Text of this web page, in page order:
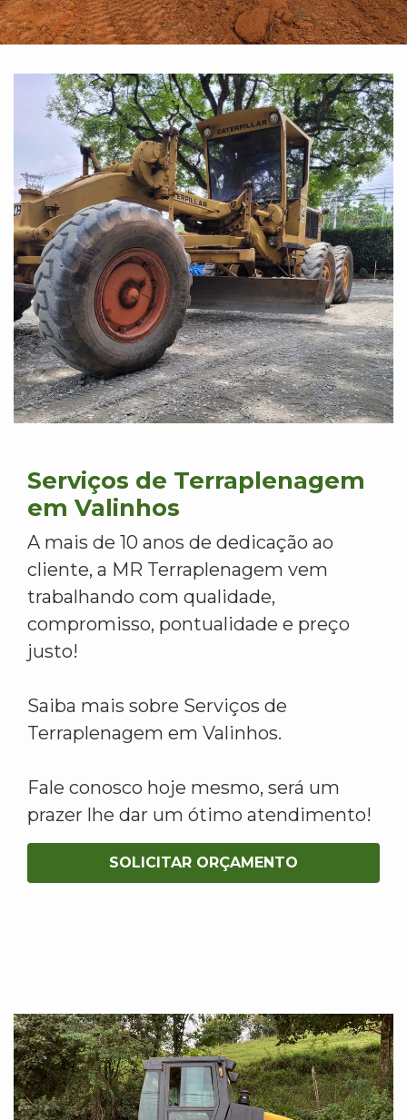
Serviços de Terraplenagem
em Valinhos
A mais de 10 anos de dedicação ao
cliente, a MR Terraplenagem vem
trabalhando com qualidade,
compromisso, pontualidade e preço
justo!
Saiba mais sobre Serviços de
Terraplenagem em Valinhos.
Fale conosco hoje mesmo, será um
prazer lhe dar um ótimo atendimento!
SOLICITAR ORÇAMENTO